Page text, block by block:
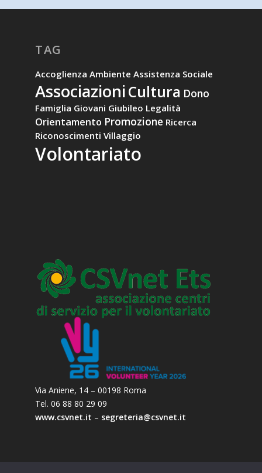
TAG
Accoglienza Ambiente Assistenza Sociale
AssociazioniCultura Dono
Famiglia Giovani Giubileo Legalità
Orientamento Promozione Ricerca
Riconoscimenti Villaggio
Volontariato
Via Aniene, 14 – 00198 Roma
Tel. 06 88 80 29 09
www.csvnet.it – segreteria@csvnet.it